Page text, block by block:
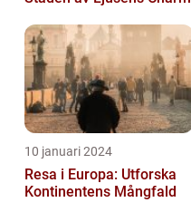
10 januari 2024
Resa i Europa: Utforska
Kontinentens Mångfald